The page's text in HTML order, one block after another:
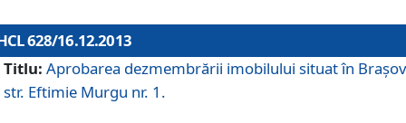
628/16.12.2013
Titlu: Aprobarea dezmembrării imobilului situat în
str. Eftimie Murgu nr. 1.